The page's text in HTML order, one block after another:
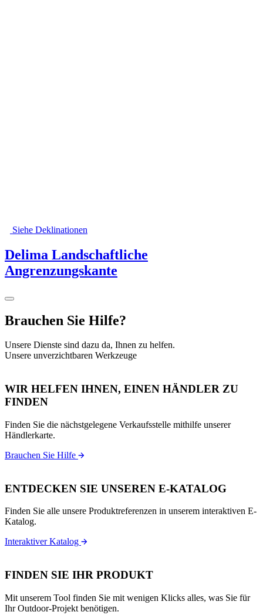
Siehe Deklinationen
Delima Landschaftliche
Angrenzungskante
Brauchen Sie Hilfe?
Unsere Dienste sind dazu da, Ihnen zu helfen.
Unsere unverzichtbaren Werkzeuge
WIR HELFEN IHNEN, EINEN HÄNDLER ZU
FINDEN
Finden Sie die nächstgelegene Verkaufsstelle mithilfe unserer
Händlerkarte.
Brauchen Sie Hilfe
ENTDECKEN SIE UNSEREN E-KATALOG
Finden Sie alle unsere Produktreferenzen in unserem interaktiven E-
Katalog.
Interaktiver Katalog
FINDEN SIE IHR PRODUKT
Mit unserem Tool finden Sie mit wenigen Klicks alles, was Sie für
Ihr Outdoor-Projekt benötigen.